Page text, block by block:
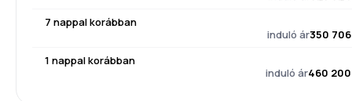
7 nappal korábban
induló ár350
1 nappal korábban
induló ár460